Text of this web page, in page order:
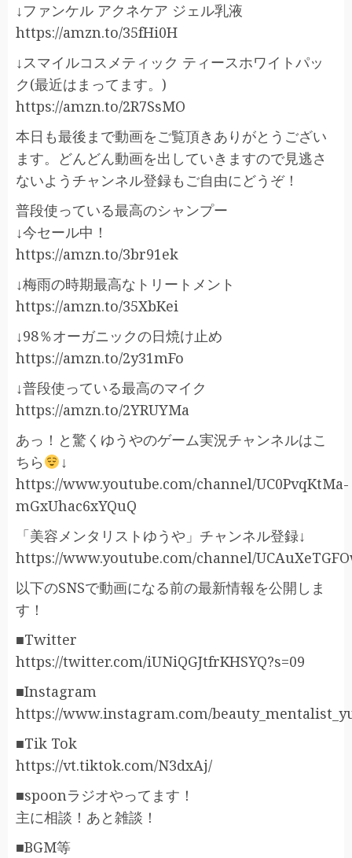
↓ファンケル アクネケア ジェル乳液
https://amzn.to/35fHi0H
↓スマイルコスメティック ティースホワイトパッ
ク(最近はまってます。)
https://amzn.to/2R7SsMO
本日も最後まで動画をご覧頂きありがとうござい
ます。どんどん動画を出していきますので見逃さ
ないようチャンネル登録もご自由にどうぞ！
普段使っている最高のシャンプー
↓今セール中！
https://amzn.to/3br91ek
↓梅雨の時期最高なトリートメント
https://amzn.to/35XbKei
↓98％オーガニックの日焼け止め
https://amzn.to/2y31mFo
↓普段使っている最高のマイク
https://amzn.to/2YRUYMa
あっ！と驚くゆうやのゲーム実況チャンネルはこ
ちら
↓
https://www.youtube.com/channel/UC0PvqKtMa-
mGxUhac6xYQuQ
「美容メンタリストゆうや」チャンネル登録↓
https://www.youtube.com/channel/
以下のSNSで動画になる前の最新情報を公開しま
す！
■Twitter
https://twitter.com/iUNiQGJtfrKHSYQ?s=09
■Instagram
https://www.instagram.com/
■Tik Tok
https://vt.tiktok.com/N3dxAj/
■spoonラジオやってます！
主に相談！あと雑談！
■BGM等